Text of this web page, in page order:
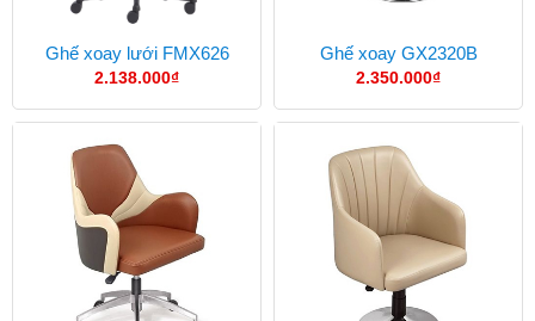
Ghế xoay lưới FMX626
2.138.000₫
Ghế xoay GX2320B
2.350.000₫